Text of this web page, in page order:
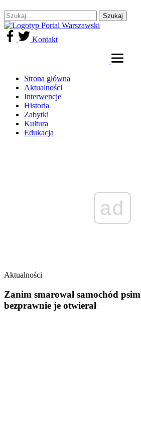
Kontakt
Strona główna
Aktualności
Interwencje
Historia
Zabytki
Kultura
Edukacja
ad
Aktualności
Zanim smarował samochód
bezprawnie je otwierał